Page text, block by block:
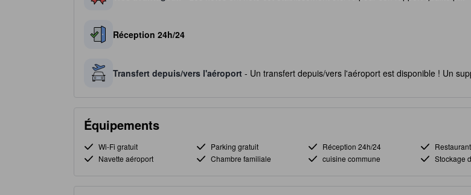
Réception 24h/24
Transfert depuis/vers l'aéroport - Un transfert depuis/vers l'aéroport est disponible ! Un
Équipements
Wi-Fi gratuit Parking gratuit Réception 24h/24
Restaurant
Navette aéroport
Chambre familiale cuisine commune Stockage